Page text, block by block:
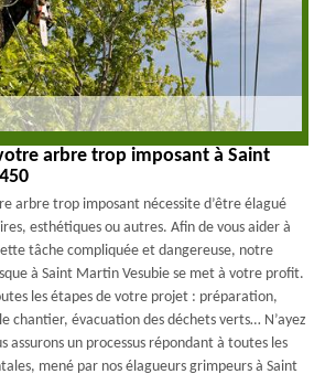
arbre trop imposant à Saint
arbre trop imposant nécessite d’être élagué
esthétiques ou autres. Afin de vous aider à
tâche compliquée et dangereuse, notre
à Saint Martin Vesubie se met à votre profit.
les étapes de votre projet : préparation,
chantier, évacuation des déchets verts… N’ayez
assurons un processus répondant à toutes les
mené par nos élagueurs grimpeurs à Saint